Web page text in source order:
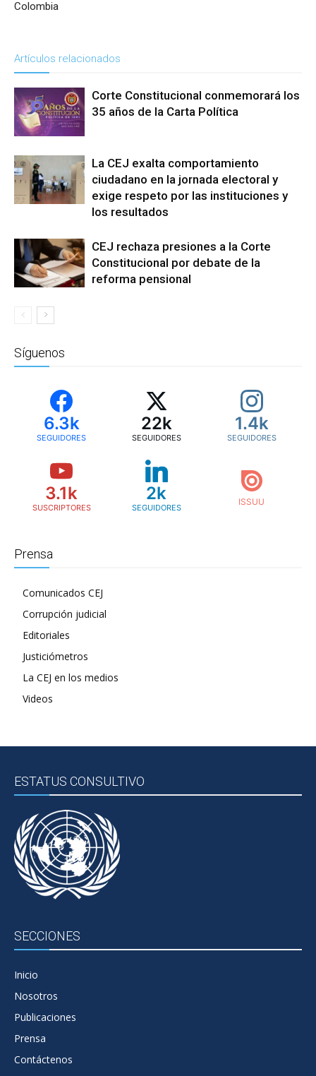
Colombia
Artículos relacionados
Corte Constitucional conmemorará los
35 años de la Carta Política
La CEJ exalta comportamiento
ciudadano en la jornada electoral y
exige respeto por las instituciones y
los resultados
CEJ rechaza presiones a la Corte
Constitucional por debate de la
reforma pensional
Síguenos
6.3k
SEGUIDORES
22k
SEGUIDORES
1.4k
SEGUIDORES
3.1k
SUSCRIPTORES
2k
SEGUIDORES
Prensa
Comunicados CEJ
Corrupción judicial
Editoriales
Justiciómetros
La CEJ en los medios
Videos
ESTATUS CONSULTIVO
SECCIONES
Inicio
Nosotros
Publicaciones
Prensa
Contáctenos